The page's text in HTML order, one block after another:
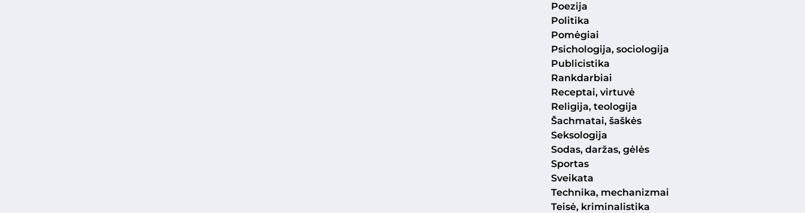
Poezija
Politika
Pomėgiai
Psichologija, sociologija
Publicistika
Rankdarbiai
Receptai, virtuvė
Religija, teologija
Šachmatai, šaškės
Seksologija
Sodas, daržas, gėlės
Sportas
Sveikata
Technika, mechanizmai
Teisė, kriminalistika